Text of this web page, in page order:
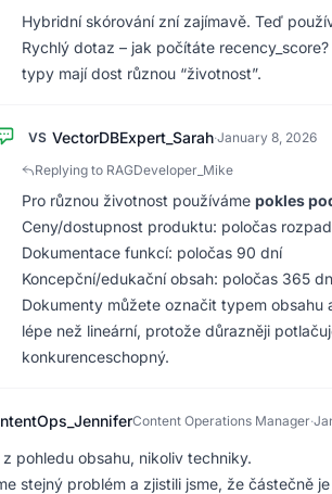
Hybridní skórování zní zajímavě. Teď
Rychlý dotaz – jak počítáte
typy mají dost různou “životnost”.
VS VectorDBExpert_Sarah·January 8, 2026
Replying to RAGDeveloper_Mike
Pro různou životnost používáme pokles
Ceny/dostupnost produktu: poločas
Dokumentace funkcí: poločas 90 dní
Koncepční/edukační obsah: poločas 365
Dokumenty můžete označit typem
lépe než lineární, protože důrazněji
konkurenceschopný.
Content Operations Manager·
z pohledu obsahu, nikoliv techniky.
stejný problém a zjistili jsme, že částečně